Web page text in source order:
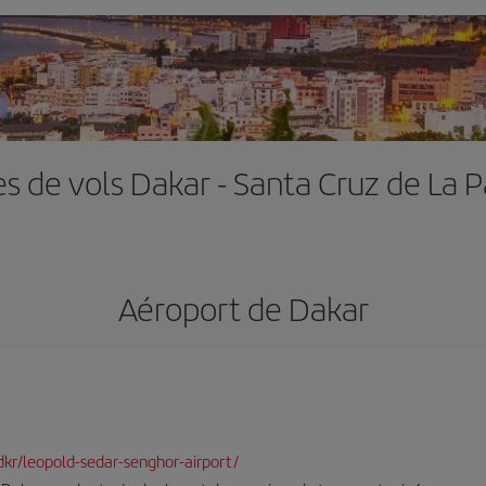
de vols Dakar - Santa Cruz de La
Aéroport de Dakar
leopold-sedar-senghor-airport/